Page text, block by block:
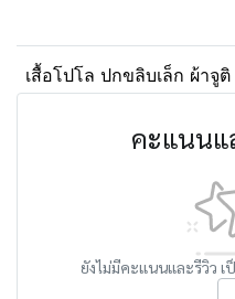
เสื้อโปโล ปกขลิบเล็ก ผ้าจูติ
คะแนนแ
ยังไม่มีคะแนนและรีวิว